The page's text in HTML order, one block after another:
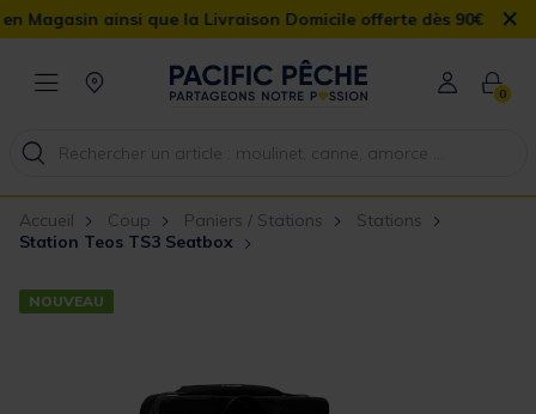
que la Livraison Domicile offerte dès 90€ ×
0
Accueil Coup Paniers / Stations
Stations
Station Teos TS3 Seatbox
NOUVEAU